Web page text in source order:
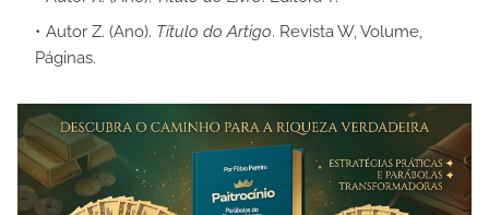
Autor Z. (Ano). Título do Artigo. Revista W, Volume,
Páginas.